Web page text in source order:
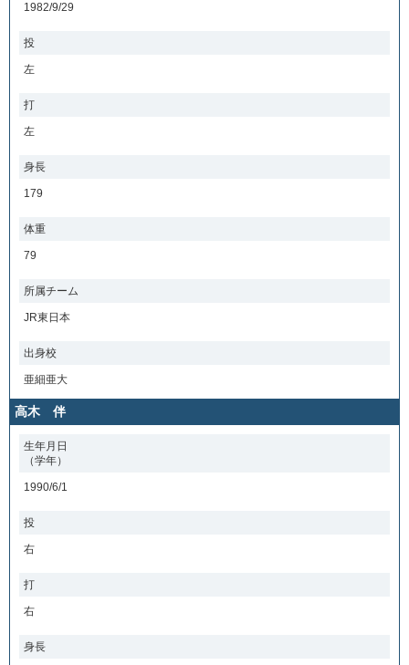
1982/9/29
投
左
打
左
身長
179
体重
79
所属チーム
JR東日本
出身校
亜細亜大
高木 伴
生年月日
（学年）
1990/6/1
投
右
打
右
身長